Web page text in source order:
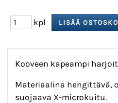
kpl
Kooveen kapeampi
Materiaalina hengittävä,
suojaava X-microkuitu.